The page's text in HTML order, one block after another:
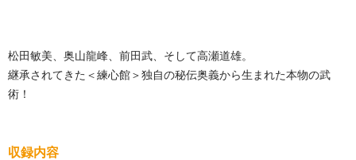
松田敏美、奥山龍峰、前田武、そして高瀬道雄。
継承されてきた＜練心館＞独自の秘伝奥義から生まれた本物の武
術！
収録内容